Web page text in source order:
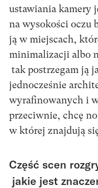
ustawiania kamery
na wysokości oczu
ją w miejscach,
minimalizacji albo
tak postrzegam ją
jednocześnie
wyrafinowanych i
przeciwnie, chcę
w której znajdują
Część scen
jakie jest